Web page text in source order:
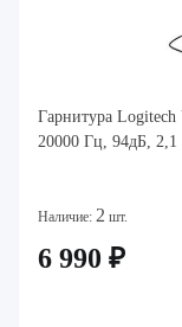
Гарнитура Logitech
20000 Гц, 94дБ,
Наличие: 2 шт.
6 990 ₽